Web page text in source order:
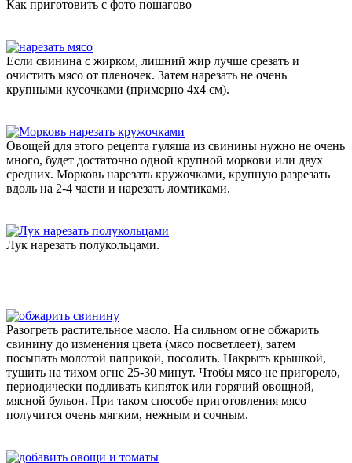
Как приготовить с фото пошагово
Если свинина с жирком, лишний жир лучше срезать и
очистить мясо от пленочек. Затем нарезать не очень
крупными кусочками (примерно 4х4 см).
Овощей для этого рецепта гуляша из свинины нужно не очень
много, будет достаточно одной крупной моркови или двух
средних. Морковь нарезать кружочками, крупную разрезать
вдоль на 2-4 части и нарезать ломтиками.
Лук нарезать полукольцами.
Разогреть растительное масло. На сильном огне обжарить
свинину до изменения цвета (мясо посветлеет), затем
посыпать молотой паприкой, посолить. Накрыть крышкой,
тушить на тихом огне 25-30 минут. Чтобы мясо не пригорело,
периодически подливать кипяток или горячий овощной,
мясной бульон. При таком способе приготовления мясо
получится очень мягким, нежным и сочным.